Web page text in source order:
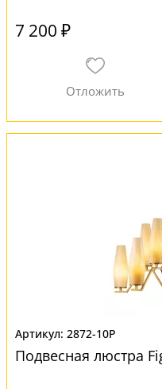
7 200 ₽
2872-10P
Подвесная люстра